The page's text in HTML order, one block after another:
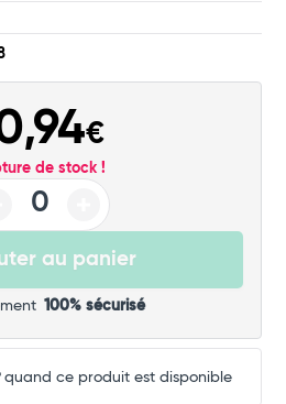
€
de stock !
au panier
100% sécurisé
quand ce produit est disponible